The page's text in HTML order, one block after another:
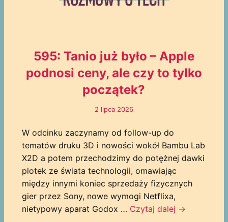
595: Tanio już było – Apple
podnosi ceny, ale czy to tylko
początek?
2 lipca 2026
W odcinku zaczynamy od follow-up do
tematów druku 3D i nowości wokół Bambu Lab
X2D a potem przechodzimy do potężnej dawki
plotek ze świata technologii, omawiając
między innymi koniec sprzedaży fizycznych
gier przez Sony, nowe wymogi Netflixa,
nietypowy aparat Godox … Czytaj dalej →